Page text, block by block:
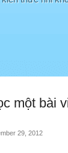
một bài
29, 2012